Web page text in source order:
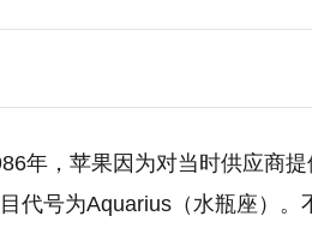
年，苹果因为对当时供应商
代号为Aquarius（水瓶座）。